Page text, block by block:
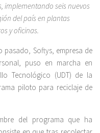
implementando seis nuevos
del país en plantas
y oficinas.
pasado, Softys, empresa de
puso en marcha en
Tecnológico (UDT) de la
piloto para reciclaje de
del programa que ha